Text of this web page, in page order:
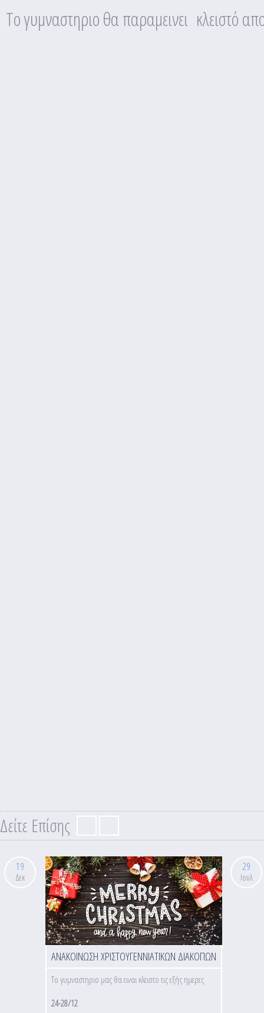
Το γυμναστηριο θα παραμεινει κλειστό
Δείτε Επίσης
19
Δεκ
ΑΝΑΚΟΙΝΩΣΗ ΧΡΙΣΤΟΥΓΕΝΝΙΑΤΙΚΩΝ ΔΙΑΚΟΠΩΝ
Το γυμναστηριο μας θα ειναι κλειστο τις εξής ημερες
24-28/12
29
Ιουλ